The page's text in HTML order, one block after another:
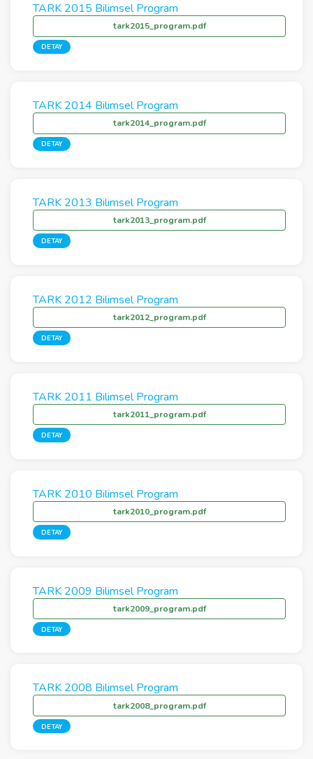
TARK 2015 Bilimsel Program
tark2015_program.pdf
DETAY
TARK 2014 Bilimsel Program
tark2014_program.pdf
DETAY
TARK 2013 Bilimsel Program
tark2013_program.pdf
DETAY
TARK 2012 Bilimsel Program
tark2012_program.pdf
DETAY
TARK 2011 Bilimsel Program
tark2011_program.pdf
DETAY
TARK 2010 Bilimsel Program
tark2010_program.pdf
DETAY
TARK 2009 Bilimsel Program
tark2009_program.pdf
DETAY
TARK 2008 Bilimsel Program
tark2008_program.pdf
DETAY